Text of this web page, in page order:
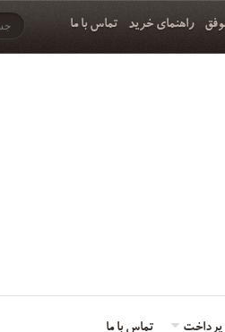
راهنمای خرید تماس با ما
پرداخت تماس با ما